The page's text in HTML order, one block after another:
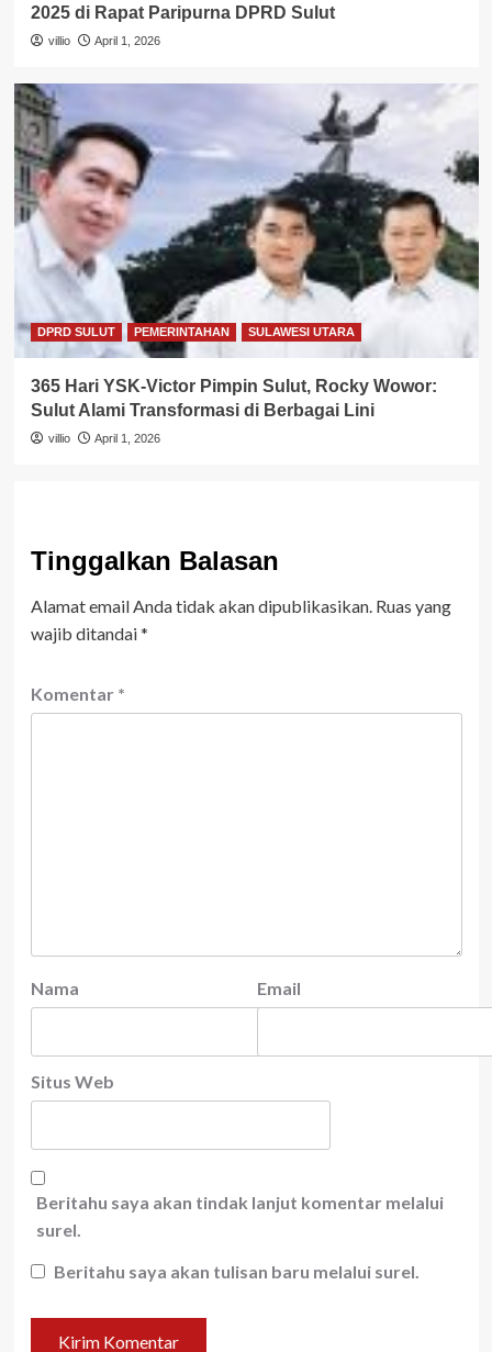
2025 di Rapat Paripurna DPRD Sulut
villio April 1, 2026
DPRD SULUT PEMERINTAHAN SULAWESI UTARA
365 Hari YSK-Victor Pimpin Sulut, Rocky Wowor:
Sulut Alami Transformasi di Berbagai Lini
villio April 1, 2026
Tinggalkan Balasan
Alamat email Anda tidak akan dipublikasikan. Ruas yang
wajib ditandai*
Komentar *
Nama Email
Situs Web
Beritahu saya akan tindak lanjut komentar melalui
surel.
Beritahu saya akan tulisan baru melalui surel.